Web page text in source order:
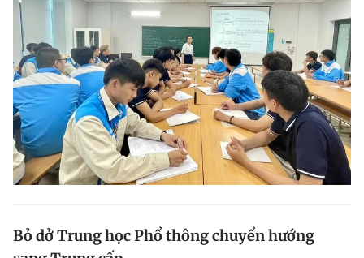
Bỏ dở Trung học Phổ thông chuyển hướng